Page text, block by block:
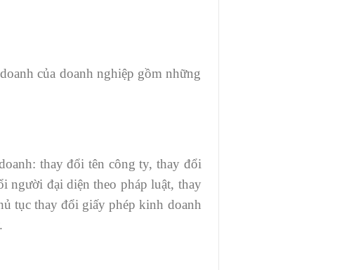
của doanh nghiệp gồm những
thay đổi tên công ty, thay đổi
người đại diện theo pháp luật, thay
tục thay đổi giấy phép kinh doanh